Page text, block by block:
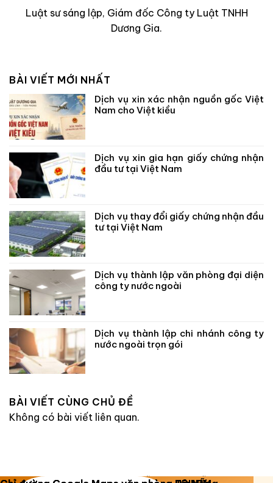
Luật sư sáng lập, Giám đốc Công ty Luật TNHH
Dương Gia.
BÀI VIẾT MỚI NHẤT
Dịch vụ xin xác nhận nguồn gốc Việt
Nam cho Việt kiều
Dịch vụ xin gia hạn giấy chứng nhận
đầu tư tại Việt Nam
Dịch vụ thay đổi giấy chứng nhận đầu
tư tại Việt Nam
Dịch vụ thành lập văn phòng đại diện
công ty nước ngoài
Dịch vụ thành lập chi nhánh công ty
nước ngoài trọn gói
BÀI VIẾT CÙNG CHỦ ĐỀ
Không có bài viết liên quan.